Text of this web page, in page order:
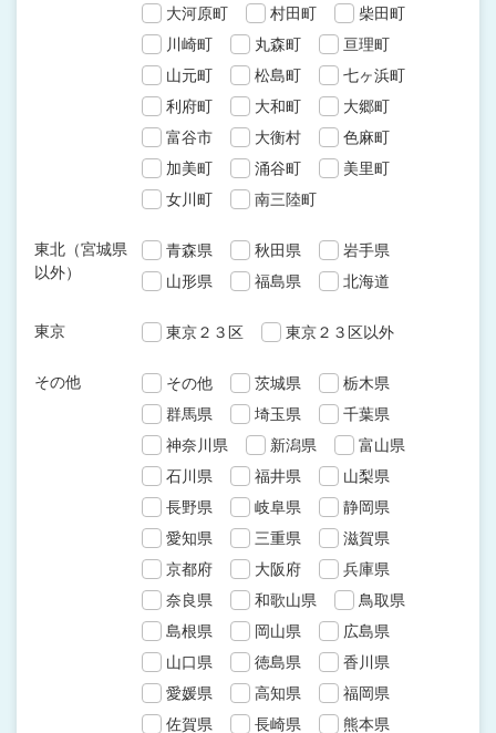
大河原町
村田町
柴田町
川崎町
丸森町
亘理町
山元町
松島町
七ヶ浜町
利府町
大和町
大郷町
富谷市
大衡村
色麻町
加美町
涌谷町
美里町
女川町
南三陸町
東北（宮城県
以外）
青森県 秋田県
岩手県
山形県
福島県 北海道
東京 東京２３区 東京２３区以外
その他 その他 茨城県
栃木県
群馬県
埼玉県
千葉県
神奈川県
新潟県
富山県
石川県
福井県
山梨県
長野県
岐阜県
静岡県
愛知県
三重県
滋賀県
京都府
大阪府
兵庫県
奈良県
和歌山県
鳥取県
島根県
岡山県
広島県
山口県
徳島県
香川県
愛媛県
高知県
福岡県
佐賀県
長崎県
熊本県